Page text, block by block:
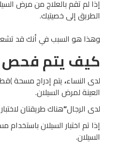
إذا لم تقم بالعلاج من مرض
الطريق إلى خصيتيك.
وهذا هو السبب في أنك قد
كيف يتم فحص
لدى النساء،يتم إدراج مسحة
العينة لمرض السيلان.
لدى الرجال“هناك طريقتان
إذا تم اختبار السيلان
السيلان.